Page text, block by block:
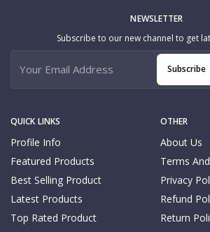
QUICK LINKS
Profile Info
Featured Products
Best Selling Product
Latest Products
Top Rated Product
OTHER
About Us
Terms
Privacy
Refund
Return
NEWSLETTER
Subscribe to our new channel to get
Subscribe